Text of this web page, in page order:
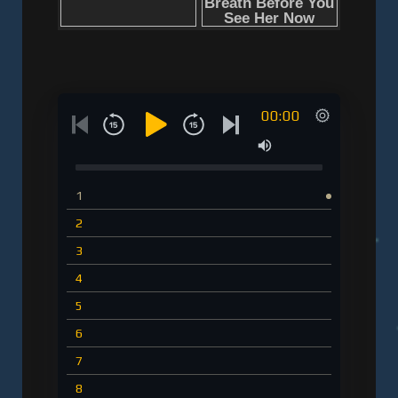
00:00
1
2
3
4
5
6
7
8